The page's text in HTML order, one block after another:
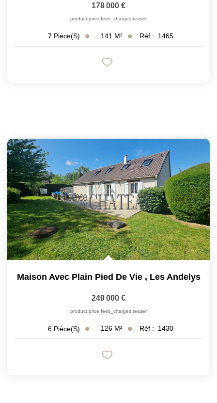
178 000 €
product.price.fees_charges.teaser
7 Pièce(s) 141 M² Réf : 1465
Maison Avec Plain Pied De Vie , Les Andelys
249 000 €
product.price.fees_charges.teaser
6 Pièce(s) 126 M² Réf : 1430